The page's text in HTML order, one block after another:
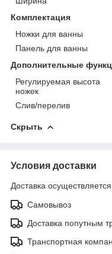
Комплектация
Ножки для ванны
Панель для ванны
Дополнительные
Регулируемая высота
ножек
Слив/перелив
Скрыть
Условия доставки
Доставка
Самовывоз
Доставка попутным
Транспортная